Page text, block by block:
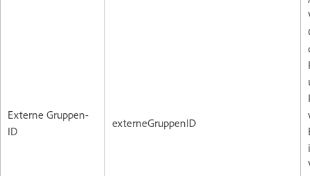
Externe Gruppen-
ID
externeGruppenID